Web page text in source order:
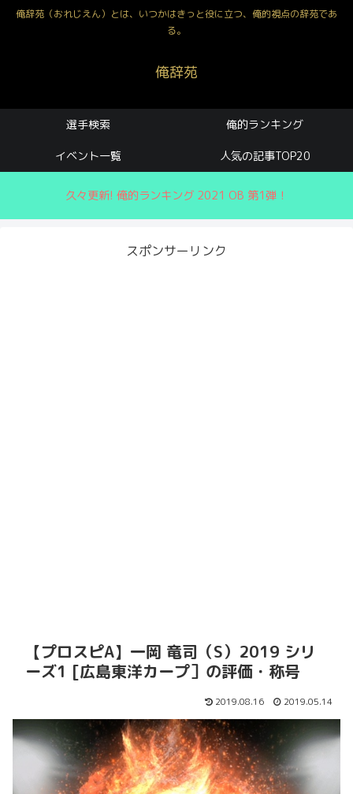
俺辞苑（おれじえん）とは、いつかはきっと役に立つ、俺的視点の辞苑であ
る。
俺辞苑
選手検索 俺的ランキング
イベント一覧 人気の記事TOP20
久々更新! 俺的ランキング 2021 OB 第1弾！
スポンサーリンク
【プロスピA】一岡 竜司（S）2019 シリ
ーズ1 [広島東洋カープ］の評価・称号
2019.08.16 2019.05.14